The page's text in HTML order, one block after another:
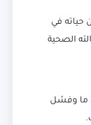
حياته في
الصحية
ما وفشل